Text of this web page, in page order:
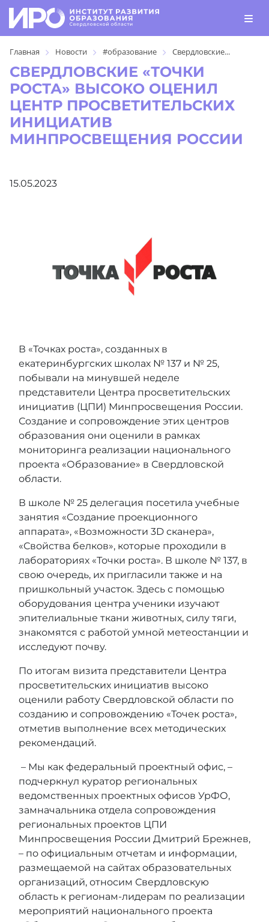
Главная Новости #образование Свердловские...
СВЕРДЛОВСКИЕ «ТОЧКИ
РОСТА» ВЫСОКО ОЦЕНИЛ
ЦЕНТР ПРОСВЕТИТЕЛЬСКИХ
ИНИЦИАТИВ
МИНПРОСВЕЩЕНИЯ РОССИИ
15.05.2023
В «Точках роста», созданных в
екатеринбургских школах № 137 и № 25,
побывали на минувшей неделе
представители Центра просветительских
инициатив (ЦПИ) Минпросвещения России.
Создание и сопровождение этих центров
образования они оценили в рамках
мониторинга реализации национального
проекта «Образование» в Свердловской
области.
В школе № 25 делегация посетила учебные
занятия «Создание проекционного
аппарата», «Возможности 3D сканера»,
«Свойства белков», которые проходили в
лабораториях «Точки роста». В школе № 137, в
свою очередь, их пригласили также и на
пришкольный участок. Здесь с помощью
оборудования центра ученики изучают
эпителиальные ткани животных, силу тяги,
знакомятся с работой умной метеостанции и
исследуют почву.
По итогам визита представители Центра
просветительских инициатив высоко
оценили работу Свердловской области по
созданию и сопровождению «Точек роста»,
отметив выполнение всех методических
рекомендаций.
– Мы как федеральный проектный офис, –
подчеркнул куратор региональных
ведомственных проектных офисов УрФО,
замначальника отдела сопровождения
региональных проектов ЦПИ
Минпросвещения России Дмитрий Брежнев,
– по официальным отчетам и информации,
размещаемой на сайтах образовательных
организаций, относим Свердловскую
область к регионам-лидерам по реализации
мероприятий национального проекта